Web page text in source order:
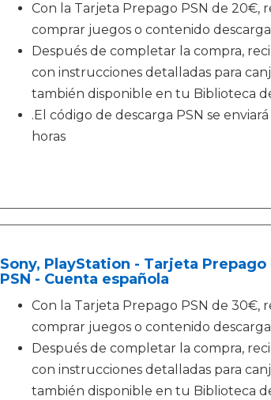
Con la Tarjeta Prepago PSN de 20€,
comprar juegos o contenido
Después de completar la compra,
con instrucciones detalladas para
también disponible en tu Biblioteca
.El código de descarga PSN se
horas
Sony, PlayStation - Tarjeta
PSN - Cuenta española
Con la Tarjeta Prepago PSN de 30€,
comprar juegos o contenido
Después de completar la compra,
con instrucciones detalladas para
también disponible en tu Biblioteca